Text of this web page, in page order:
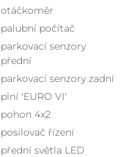
otáčkoměr
palubní počítač
parkovací senzory
přední
parkovací senzory zadní
plní 'EURO VI'
pohon 4x2
posilovač řízení
přední světla LED